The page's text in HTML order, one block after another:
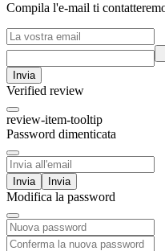
Compila l'e-mail ti
Invia
Verified review
review-item-tooltip
Password dimenticata
Invia
Modifica la password